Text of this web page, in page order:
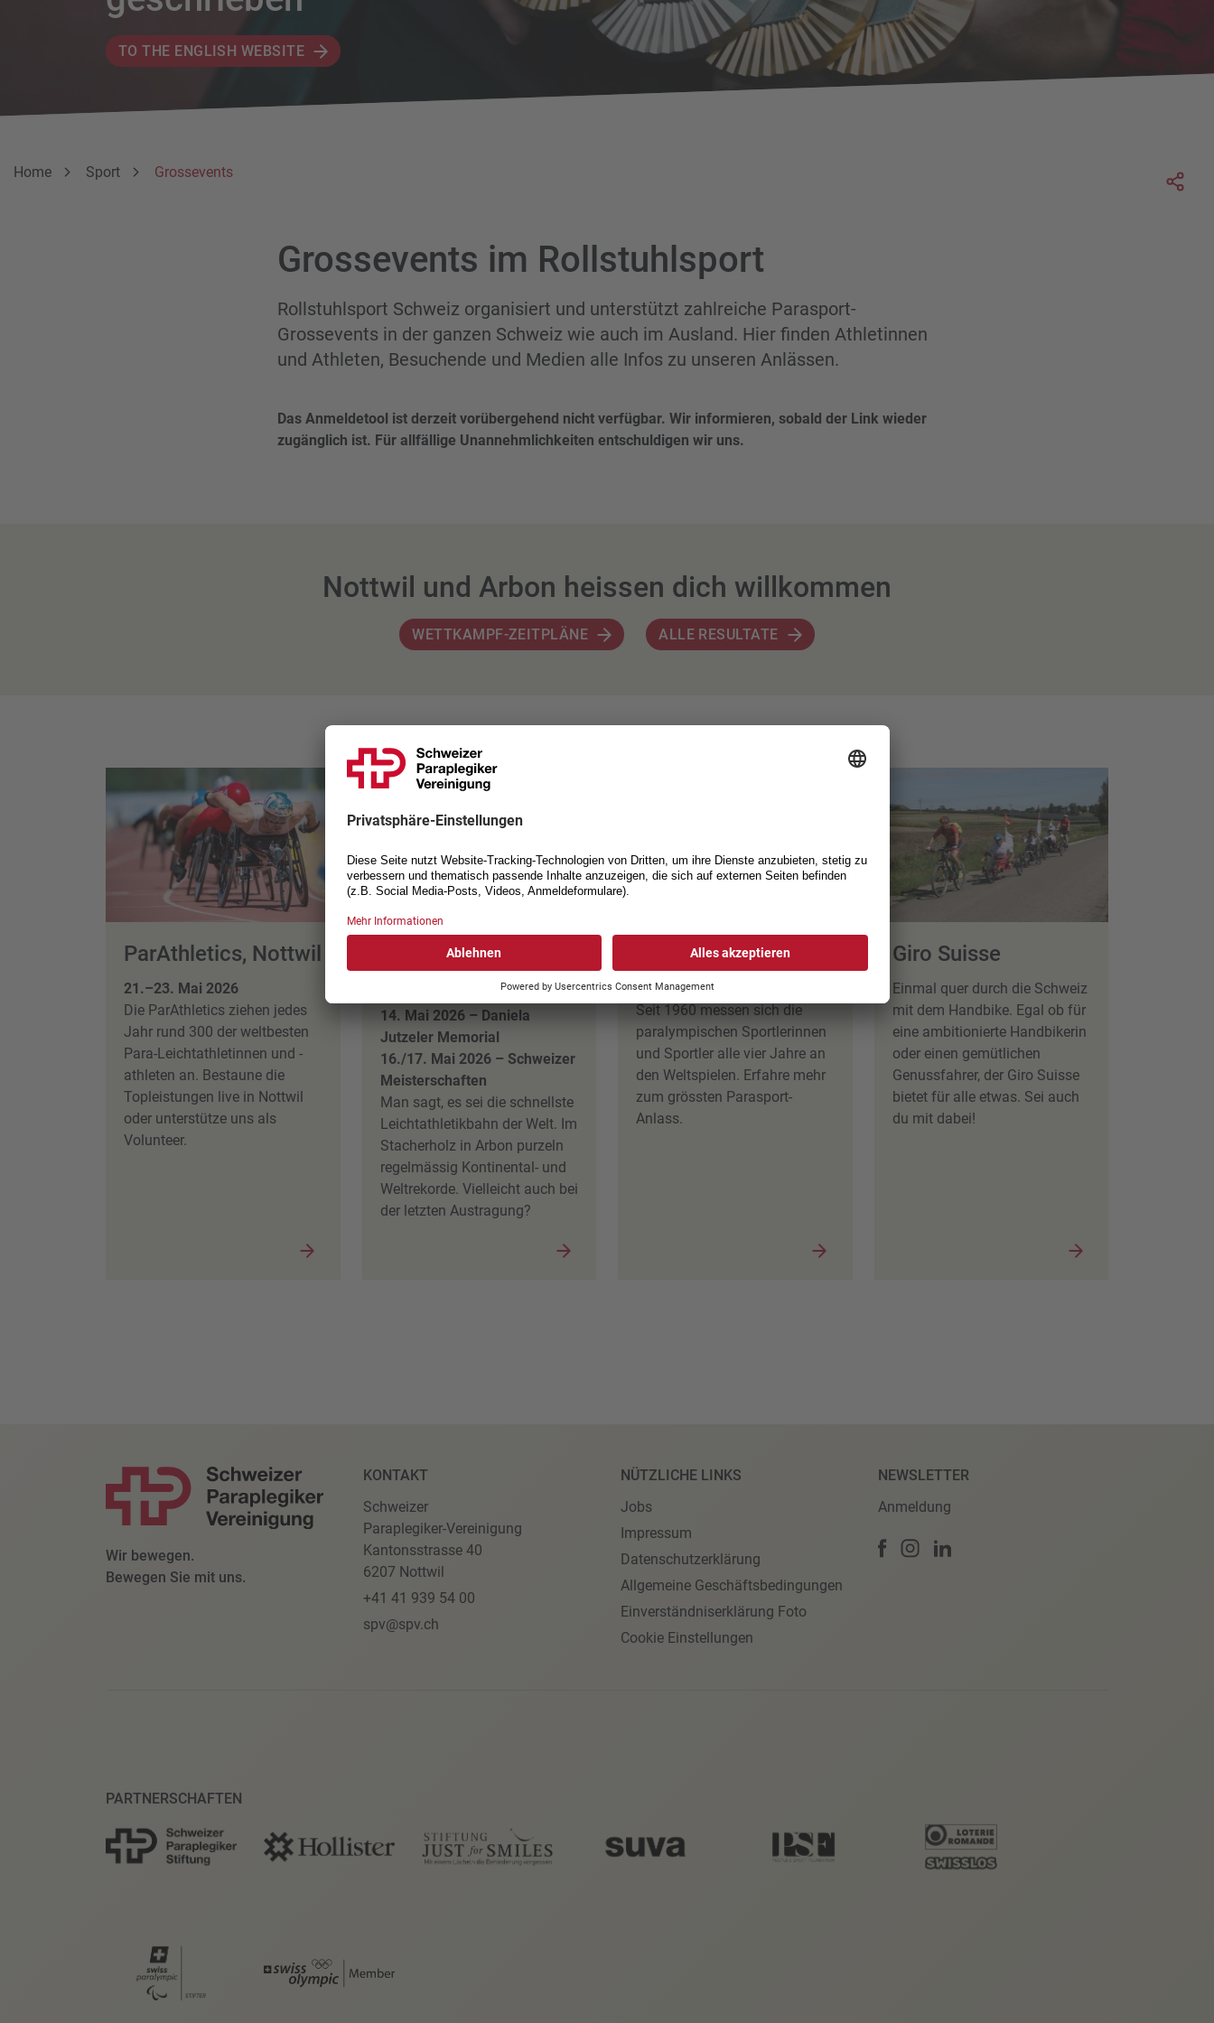
TO THE ENGLISH WEBSITE
Breadcrumbnavigation
Sie befinden sich hier:
Home Sport Grossevents
Grossevents im Rollstuhlsport
Rollstuhlsport Schweiz organisiert und unterstützt zahlreiche Parasport-
Grossevents in der ganzen Schweiz wie auch im Ausland. Hier finden Athletinnen
und Athleten, Besuchende und Medien alle Infos zu unseren Anlässen.
Das Anmeldetool ist derzeit vorübergehend nicht verfügbar. Wir informieren, sobald der Link wieder
zugänglich ist. Für allfällige Unannehmlichkeiten entschuldigen wir uns.
Nottwil und Arbon heissen dich willkommen
WETTKAMPF-ZEITPLÄNE ALLE RESULTATE
ParAthletics, Nottwil
21.–23. Mai 2026
Die ParAthletics ziehen jedes
Jahr rund 300 der weltbesten
Para-Leichtathletinnen und -
athleten an. Bestaune die
Topleistungen live in Nottwil
oder unterstütze uns als
Volunteer.
Weltklasse am See,
14. Mai 2026 – Daniela
Jutzeler Memorial
16./17. Mai 2026 – Schweizer
Meisterschaften
Man sagt, es sei die schnellste
Leichtathletikbahn der Welt. Im
Stacherholz in Arbon purzeln
regelmässig Kontinental- und
Weltrekorde. Vielleicht auch bei
der letzten Austragung?
Paralympics
Der Grossevent schlechthin!
Seit 1960 messen sich die
paralympischen Sportlerinnen
und Sportler alle vier Jahre an
den Weltspielen. Erfahre mehr
zum grössten Parasport-
Anlass.
Giro Suisse
Einmal quer durch die Schweiz
mit dem Handbike. Egal ob für
eine ambitionierte Handbikerin
oder einen gemütlichen
Genussfahrer, der Giro Suisse
bietet für alle etwas. Sei auch
du mit dabei!
Wir bewegen.
Bewegen Sie mit uns.
KONTAKT
Schweizer
Paraplegiker-Vereinigung
Kantonsstrasse 40
6207 Nottwil
+41 41 939 54 00
spv@spv.ch
NÜTZLICHE LINKS
Jobs
Impressum
Datenschutzerklärung
Allgemeine Geschäftsbedingungen
Einverständniserklärung Foto
Cookie Einstellungen
NEWSLETTER
Anmeldung
PARTNERSCHAFTEN